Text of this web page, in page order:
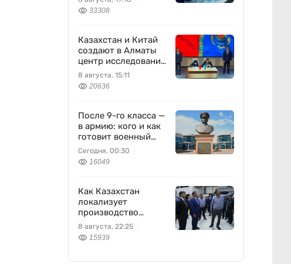
33308
Казахстан и Китай
создают в Алматы
центр исследований
землетрясений
8 августа, 15:11
20636
После 9-го класса —
в армию: кого и как
готовит военный
колледж
Сегодня, 00:30
16049
Как Казахстан
локализует
производство
оборонной техники
8 августа, 22:25
15939